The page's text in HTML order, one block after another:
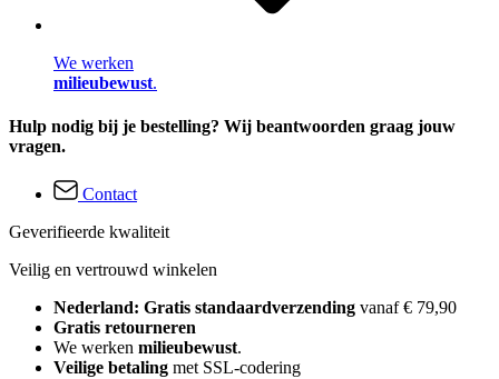
We werken
milieubewust.
Hulp nodig bij je bestelling? Wij beantwoorden graag jouw
vragen.
Contact
Geverifieerde kwaliteit
Veilig en vertrouwd winkelen
Nederland: Gratis standaardverzending vanaf € 79,90
Gratis retourneren
We werken milieubewust.
Veilige betaling met SSL-codering